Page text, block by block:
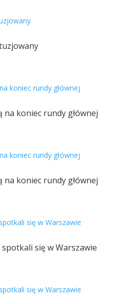
na koniec rundy głównej
na koniec rundy głównej
się w Warszawie